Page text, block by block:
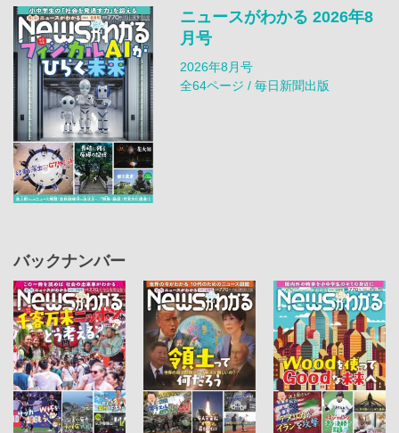
ニュースがわかる 2026年8
月号
2026年8月号
全64ページ / 毎日新聞出版
バックナンバー